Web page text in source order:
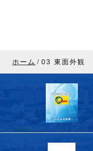
ホーム 03 東面外観